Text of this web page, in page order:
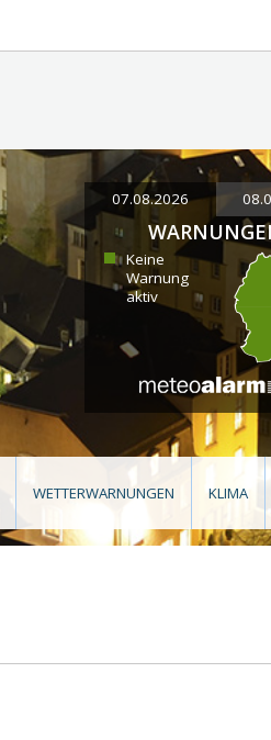
07.08.2026
Keine
Warnung
aktiv
WETTERWARNUNGEN KLIMA